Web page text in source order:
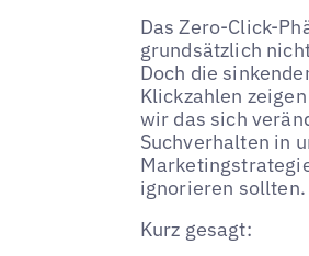
Das Zero-Click-
grundsätzlich
Doch die
Klickzahlen
wir das sich
Suchverhalten in
ignorieren sollten.
Kurz gesagt: